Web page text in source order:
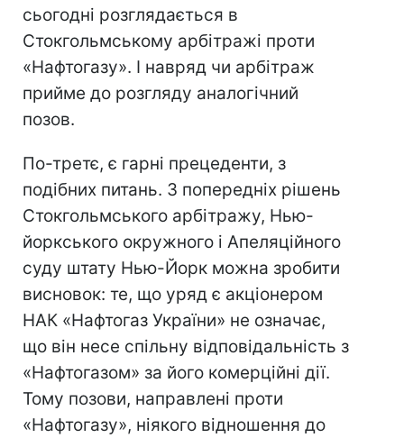
сьогодні розглядається в
Стокгольмському арбітражі проти
«Нафтогазу». І навряд чи арбітраж
прийме до розгляду аналогічний
позов.
По-третє, є гарні прецеденти, з
подібних питань. З попередніх рішень
Стокгольмського арбітражу, Нью-
йоркського окружного і Апеляційного
суду штату Нью-Йорк можна зробити
висновок: те, що уряд є акціонером
НАК «Нафтогаз України» не означає,
що він несе спільну відповідальність з
«Нафтогазом» за його комерційні дії.
Тому позови, направлені проти
«Нафтогазу», ніякого відношення до